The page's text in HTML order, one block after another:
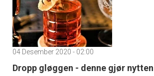
04 Desember 2020 - 02:00
Dropp gløggen - denne gjør